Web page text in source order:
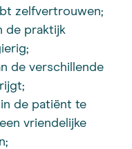
zelfvertrouwen;
de praktijk
de verschillende
de patiënt te
vriendelijke